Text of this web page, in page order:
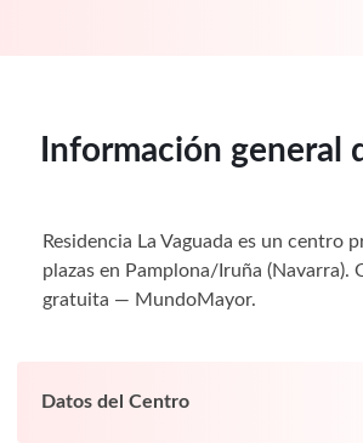
Información general
Residencia La Vaguada es un centro
plazas en Pamplona/Iruña (Navarra).
gratuita — MundoMayor.
Datos del Centro